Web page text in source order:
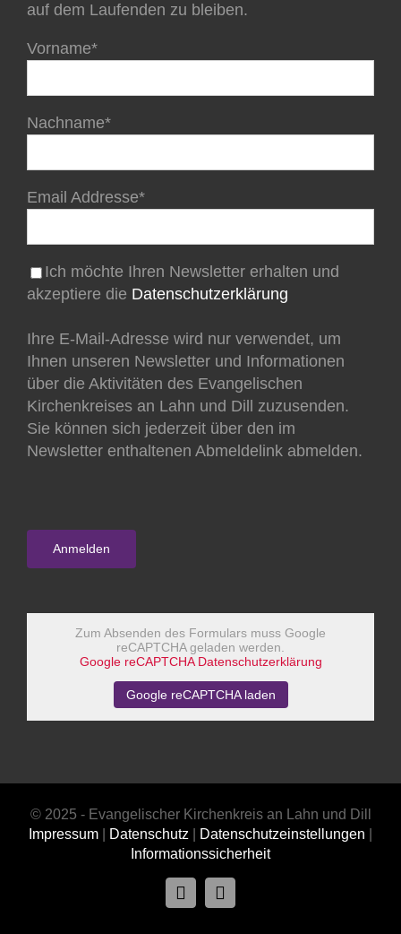
auf dem Laufenden zu bleiben.
Vorname*
Nachname*
Email Addresse*
Ich möchte Ihren Newsletter erhalten und
akzeptiere die Datenschutzerklärung
Ihre E-Mail-Adresse wird nur verwendet, um
Ihnen unseren Newsletter und Informationen
über die Aktivitäten des Evangelischen
Kirchenkreises an Lahn und Dill zuzusenden.
Sie können sich jederzeit über den im
Newsletter enthaltenen Abmeldelink abmelden.
Zum Absenden des Formulars muss Google
reCAPTCHA geladen werden.
Google reCAPTCHA Datenschutzerklärung
Google reCAPTCHA laden
© 2025 - Evangelischer Kirchenkreis an Lahn und Dill
Impressum
Datenschutz Datenschutzeinstellungen
Informationssicherheit
FacebookInstagram